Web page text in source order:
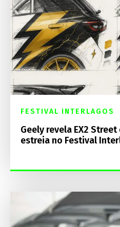
FESTIVAL INTERLAGOS
Geely revela EX2 Street
estreia no Festival